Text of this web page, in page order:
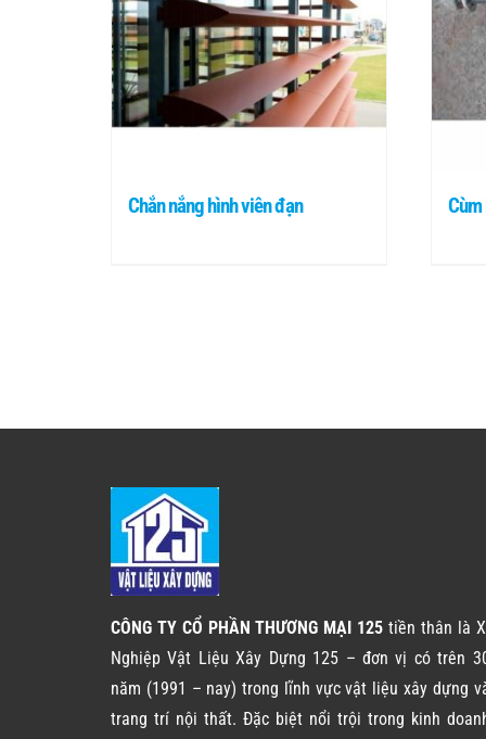
Chắn nắng hình viên đạn
CÔNG TY CỔ PHẦN THƯƠNG MẠI 125 tiền thân là
Nghiệp Vật Liệu Xây Dựng 125 – đơn vị có trên
năm (1991 – nay) trong lĩnh vực vật liệu xây dựng
trang trí nội thất. Đặc biệt nổi trội trong kinh